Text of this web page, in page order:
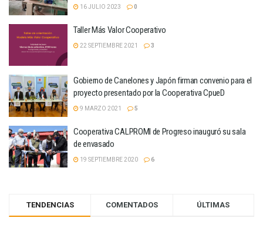
16 JULIO 2023 0
Taller Más Valor Cooperativo
22 SEPTIEMBRE 2021 3
Gobierno de Canelones y Japón firman convenio para el
proyecto presentado por la Cooperativa CpueD
9 MARZO 2021 5
Cooperativa CALPROMI de Progreso inauguró su sala
de envasado
19 SEPTIEMBRE 2020 6
TENDENCIAS COMENTADOS ÚLTIMAS